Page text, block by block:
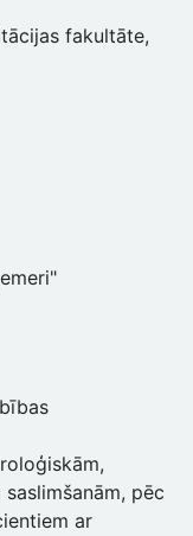
fakultāte,
pēc
ar